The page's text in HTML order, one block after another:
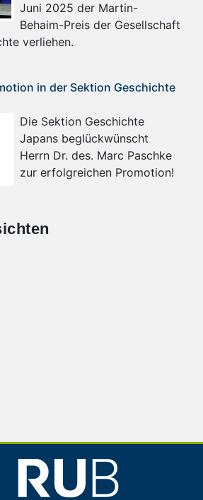
Juni 2025 der Martin-
Behaim-Preis der Gesellschaft
verliehen.
in der Sektion Geschichte
Die Sektion Geschichte
Japans beglückwünscht
Herrn Dr. des. Marc Paschke
zur erfolgreichen Promotion!